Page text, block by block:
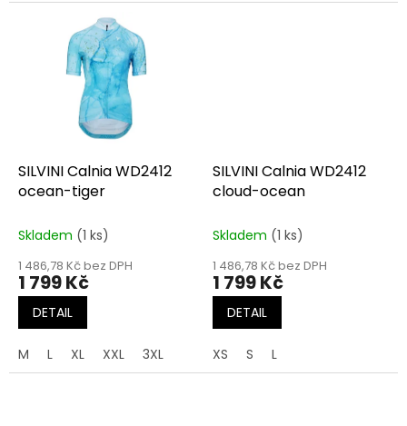
SILVINI Calnia WD2412
ocean-tiger
Skladem (1 ks)
1 486,78 Kč bez DPH
1 799 Kč
DETAIL
M L XL XXL 3XL
SILVINI Calnia WD2412
cloud-ocean
Skladem (1 ks)
1 486,78 Kč bez DPH
1 799 Kč
DETAIL
XS S L